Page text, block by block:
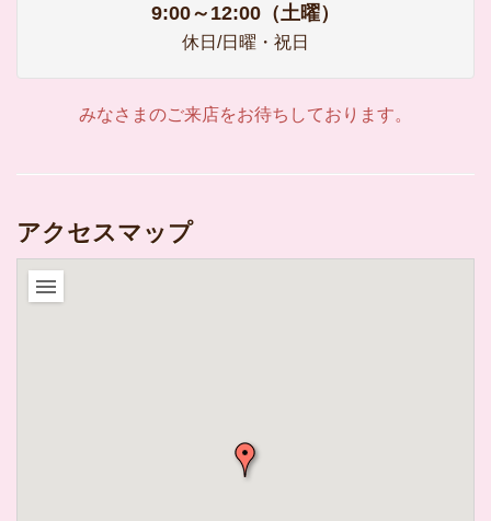
9:00～12:00（土曜）
休日/日曜・祝日
みなさまのご来店をお待ちしております。
アクセスマップ